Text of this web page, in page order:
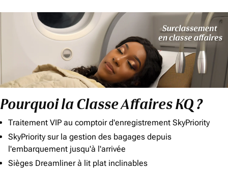
Pourquoi la Classe Affaires KQ ?
Traitement VIP au comptoir d'enregistrement SkyPriority
SkyPriority sur la gestion des bagages depuis
l'embarquement jusqu'à l'arrivée
Sièges Dreamliner à lit plat inclinables